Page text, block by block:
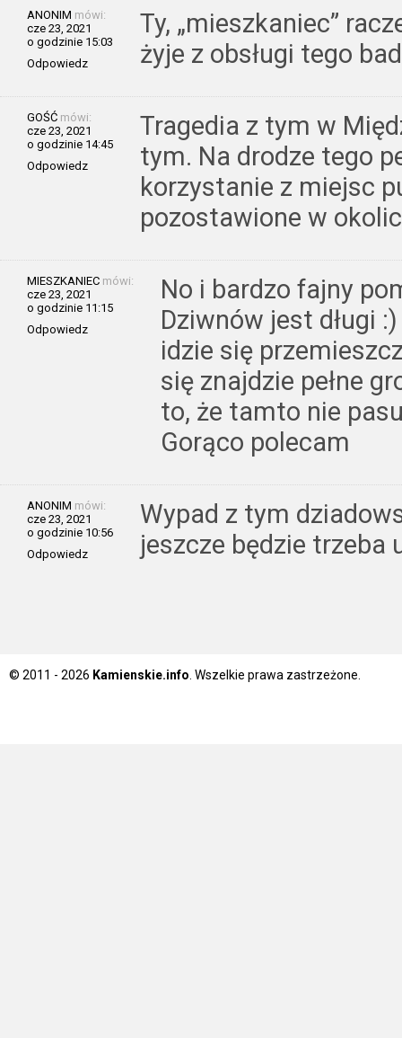
ANONIM mówi:
cze 23, 2021
o godzinie 15:03
Odpowiedz
Ty, „mieszkaniec”
żyje z obsługi tego
GOŚĆ mówi:
cze 23, 2021
o godzinie 14:45
Odpowiedz
Tragedia z tym w
tym. Na drodze tego
korzystanie z miejsc
pozostawione w
MIESZKANIEC mówi:
cze 23, 2021
o godzinie 11:15
Odpowiedz
No i bardzo fajny
Dziwnów jest długi
idzie się
się znajdzie pełne
to, że tamto nie
Gorąco polecam
ANONIM mówi:
cze 23, 2021
o godzinie 10:56
Odpowiedz
Wypad z tym
jeszcze będzie trzeba
© 2011 - 2026 Kamienskie.info . Wszelkie prawa zastrzeżone.